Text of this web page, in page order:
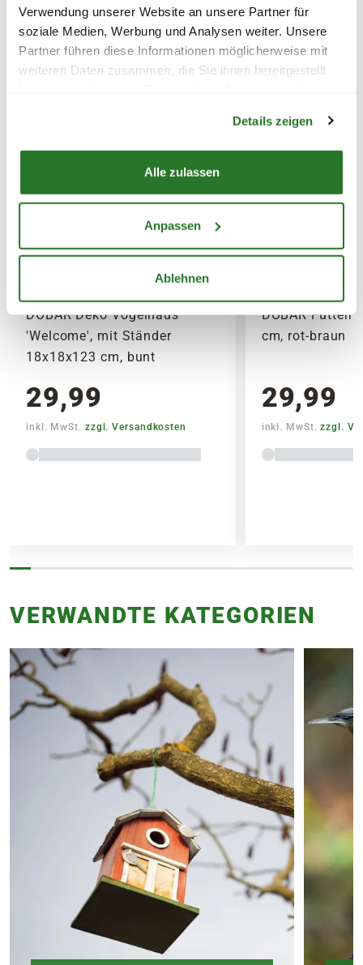
Verwendung unserer Website an unsere Partner für
soziale Medien, Werbung und Analysen weiter. Unsere
Partner führen diese Informationen möglicherweise mit
weiteren Daten zusammen, die Sie ihnen bereitgestellt
Details zeigen
Alle zulassen
Anpassen
Ablehnen
PAKETVERSAND
6,95€für Standardpakete (z.B.Dünger oder
Zubehör)
SPEDITIONSVERSAND
29,95€
DOBAR Deko Vogelhaus
'Welcome', mit Ständer
18x18x123 cm, bunt
29,99
inkl. MwSt. zzgl. Versandkosten
DOBAR
cm, rot-braun
29,99
inkl. MwSt.zzgl.
VERWANDTE KATEGORIEN